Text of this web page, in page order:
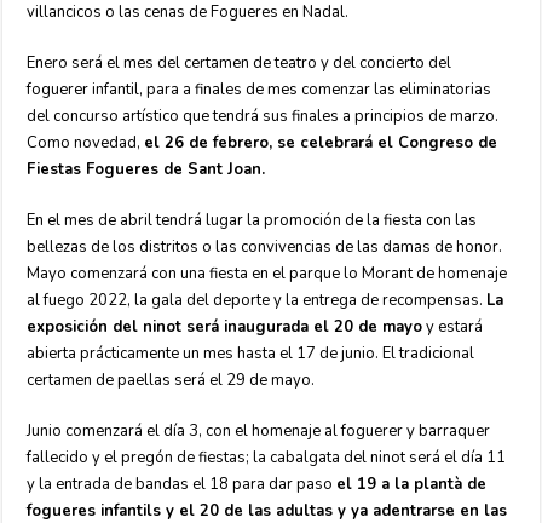
villancicos o las cenas de Fogueres en Nadal.
Enero será el mes del certamen de teatro y del concierto del
foguerer infantil, para a finales de mes comenzar las eliminatorias
del concurso artístico que tendrá sus finales a principios de marzo.
Como novedad, el 26 de febrero, se celebrará el Congreso de
Fiestas Fogueres de Sant Joan.
En el mes de abril tendrá lugar la promoción de la fiesta con las
bellezas de los distritos o las convivencias de las damas de honor.
Mayo comenzará con una fiesta en el parque lo Morant de homenaje
al fuego 2022, la gala del deporte y la entrega de recompensas. La
exposición del ninot será inaugurada el 20 de mayoy estará
abierta prácticamente un mes hasta el 17 de junio. El tradicional
certamen de paellas será el 29 de mayo.
Junio comenzará el día 3, con el homenaje al foguerer y barraquer
fallecido y el pregón de fiestas; la cabalgata del ninot será el día 11
y la entrada de bandas el 18 para dar paso el 19 a la plantà de
fogueres infantils y el 20 de las adultas y ya adentrarse en las